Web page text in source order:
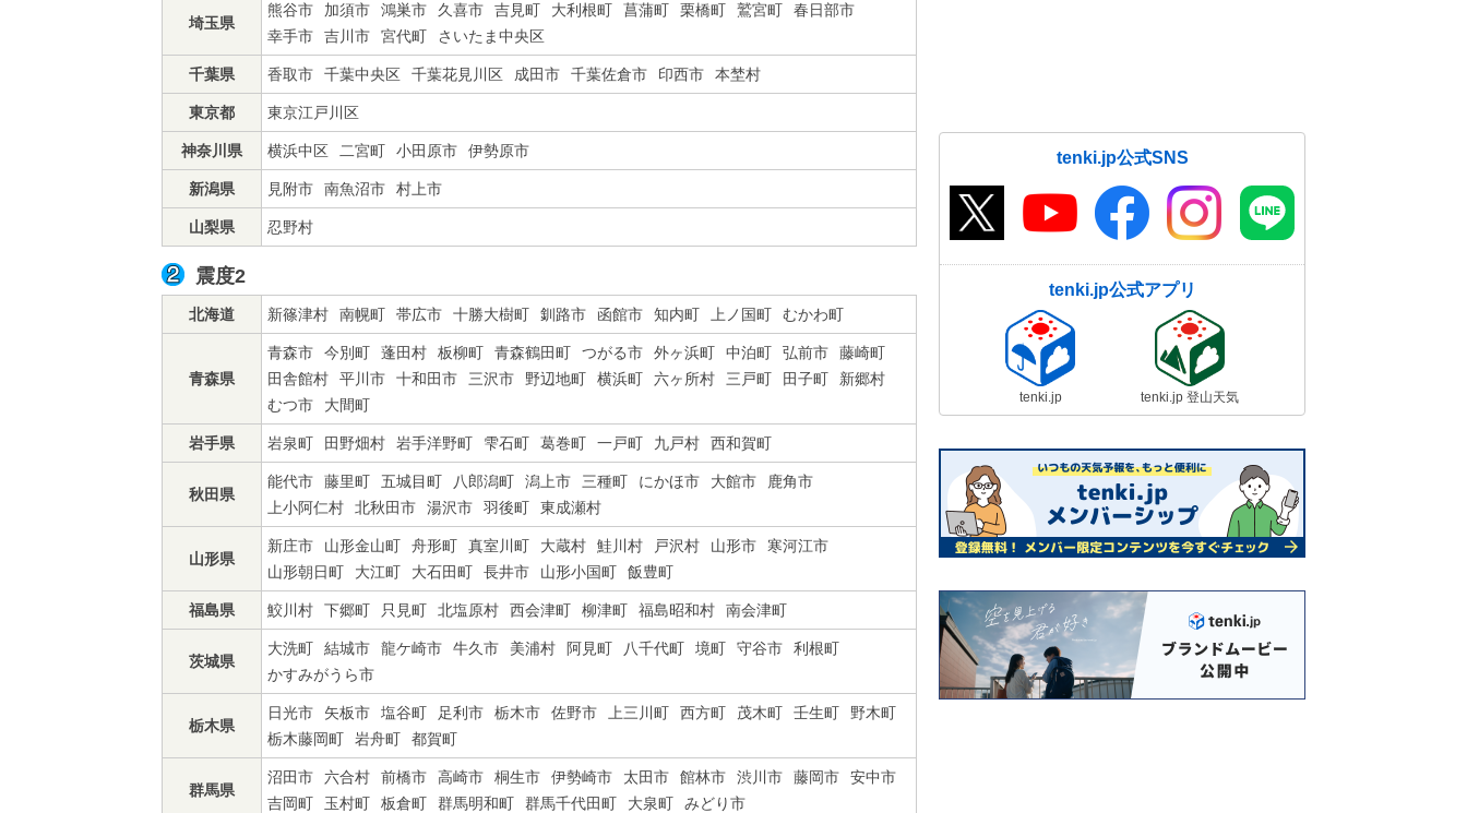
埼玉県
熊谷市 加須市 鴻巣市 久喜市 吉見町 大利根町 菖蒲町 栗橋町 鷲宮町
春日部市
幸手市
吉川市 宮代町 さいたま中央区
千葉県 香取市 千葉中央区 千葉花見川区 成田市 千葉佐倉市 印西市 本埜村
東京都 東京江戸川区
神奈川県 横浜中区 二宮町 小田原市 伊勢原市
新潟県 見附市 南魚沼市 村上市
山梨県 忍野村
震度2
北海道 新篠津村 南幌町 帯広市 十勝大樹町 釧路市 函館市 知内町 上ノ国町 むかわ町
青森県
青森市 今別町 蓬田村 板柳町 青森鶴田町 つがる市 外ヶ浜町 中泊町 弘前市
藤崎町
田舎館村
平川市 十和田市 三沢市 野辺地町 横浜町 六ヶ所村 三戸町 田子町
新郷村
むつ市
大間町
岩手県 岩泉町 田野畑村 岩手洋野町 雫石町 葛巻町 一戸町 九戸村 西和賀町
秋田県
能代市 藤里町 五城目町 八郎潟町 潟上市 三種町 にかほ市 大館市
鹿角市
上小阿仁村
北秋田市 湯沢市 羽後町 東成瀬村
山形県
新庄市 山形金山町 舟形町 真室川町 大蔵村 鮭川村 戸沢村 山形市
寒河江市
山形朝日町
大江町 大石田町 長井市 山形小国町 飯豊町
福島県 鮫川村 下郷町 只見町 北塩原村 西会津町 柳津町 福島昭和村 南会津町
茨城県
大洗町 結城市 龍ケ崎市 牛久市 美浦村 阿見町 八千代町 境町 守谷市
利根町
かすみがうら市
栃木県
日光市 矢板市 塩谷町 足利市 栃木市 佐野市 上三川町 西方町 茂木町 壬生町
野木町
栃木藤岡町
岩舟町 都賀町
群馬県
沼田市 六合村 前橋市 高崎市 桐生市 伊勢崎市 太田市 館林市 渋川市 藤岡市
安中市
吉岡町
玉村町 板倉町 群馬明和町 群馬千代田町 大泉町 みどり市
tenki.jp公式SNS
tenki.jp公式アプリ
tenki.jp tenki.jp 登山天気